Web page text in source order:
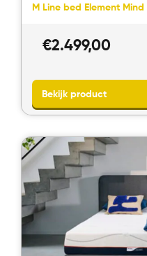
M Line bed Element Mind
€2.499,00